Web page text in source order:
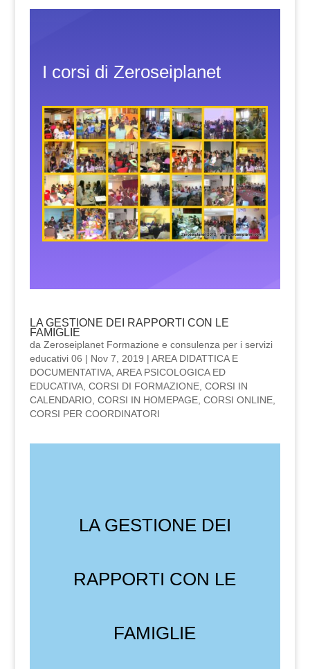
I corsi di Zeroseiplanet
LA GESTIONE DEI RAPPORTI CON LE
FAMIGLIE
da Zeroseiplanet Formazione e consulenza per i servizi
educativi 06 | Nov 7, 2019 | AREA DIDATTICA E
DOCUMENTATIVA, AREA PSICOLOGICA ED
EDUCATIVA, CORSI DI FORMAZIONE, CORSI IN
CALENDARIO, CORSI IN HOMEPAGE, CORSI ONLINE,
CORSI PER COORDINATORI
LA GESTIONE DEI
RAPPORTI CON LE
FAMIGLIE